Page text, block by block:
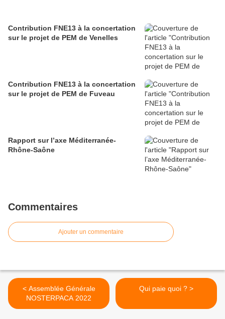
Contribution FNE13 à la concertation
sur le projet de PEM de Venelles
Contribution FNE13 à la concertation
sur le projet de PEM de Fuveau
Rapport sur l’axe Méditerranée-
Rhône-Saône
Commentaires
Ajouter un commentaire
< Assemblée Générale
NOSTERPACA 2022
Qui paie quoi ? >